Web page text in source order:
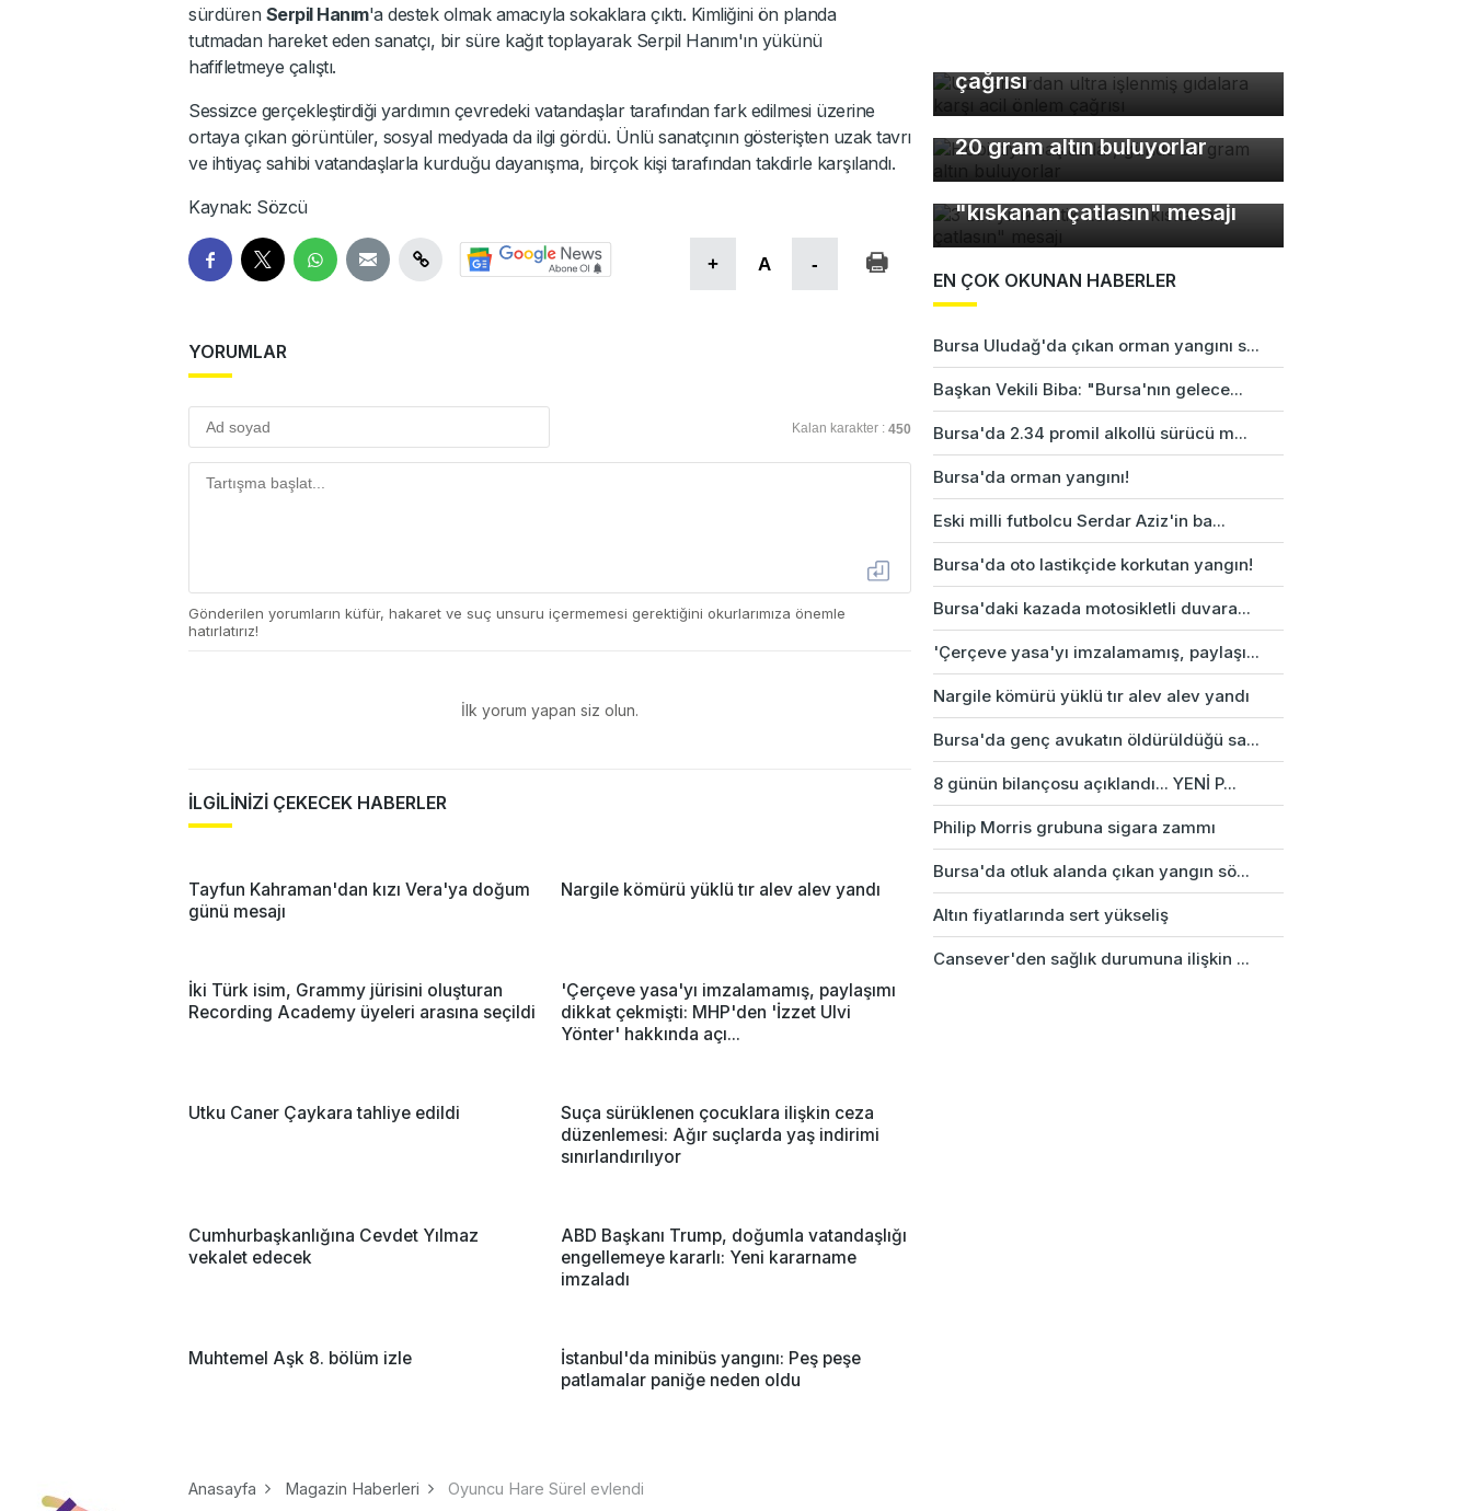
sürdüren Serpil Hanım'a destek olmak amacıyla sokaklara çıktı. Kimliğini ön planda
tutmadan hareket eden sanatçı, bir süre kağıt toplayarak Serpil Hanım'ın yükünü
hafifletmeye çalıştı.
Sessizce gerçekleştirdiği yardımın çevredeki vatandaşlar tarafından fark edilmesi üzerine
ortaya çıkan görüntüler, sosyal medyada da ilgi gördü. Ünlü sanatçının gösterişten uzak tavrı
ve ihtiyaç sahibi vatandaşlarla kurduğu dayanışma, birçok kişi tarafından takdirle karşılandı.
Kaynak: Sözcü
+ A -
YORUMLAR
Kalan karakter : 450
Gönderilen yorumların küfür, hakaret ve suç unsuru içermemesi gerektiğini okurlarımıza önemle
hatırlatırız!
İlk yorum yapan siz olun.
İLGİLİNİZİ ÇEKECEK HABERLER
Tayfun Kahraman'dan kızı Vera'ya doğum
günü mesajı
Nargile kömürü yüklü tır alev alev yandı
İki Türk isim, Grammy jürisini oluşturan
Recording Academy üyeleri arasına seçildi
'Çerçeve yasa'yı imzalamamış, paylaşımı
dikkat çekmişti: MHP'den 'İzzet Ulvi
Yönter' hakkında açı...
Utku Caner Çaykara tahliye edildi
Suça sürüklenen çocuklara ilişkin ceza
düzenlemesi: Ağır suçlarda yaş indirimi
sınırlandırılıyor
Cumhurbaşkanlığına Cevdet Yılmaz
vekalet edecek
ABD Başkanı Trump, doğumla vatandaşlığı
engellemeye kararlı: Yeni kararname
imzaladı
Muhtemel Aşk 8. bölüm izle
İstanbul'da minibüs yangını: Peş peşe
patlamalar paniğe neden oldu
çağrısı
Hobi diye başladılar, günde
20 gram altın buluyorlar
3 bin yıllık antik kentte
"kıskanan çatlasın" mesajı
EN ÇOK OKUNAN HABERLER
Bursa Uludağ'da çıkan orman yangını s...
Başkan Vekili Biba: "Bursa'nın gelece...
Bursa'da 2.34 promil alkollü sürücü m...
Bursa'da orman yangını!
Eski milli futbolcu Serdar Aziz'in ba...
Bursa'da oto lastikçide korkutan yangın!
Bursa'daki kazada motosikletli duvara...
'Çerçeve yasa'yı imzalamamış, paylaşı...
Nargile kömürü yüklü tır alev alev yandı
Bursa'da genç avukatın öldürüldüğü sa...
8 günün bilançosu açıklandı... YENİ P...
Philip Morris grubuna sigara zammı
Bursa'da otluk alanda çıkan yangın sö...
Altın fiyatlarında sert yükseliş
Cansever'den sağlık durumuna ilişkin ...
Anasayfa Magazin Haberleri Oyuncu Hare Sürel evlendi